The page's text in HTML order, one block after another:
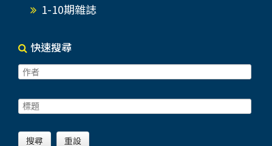
1-10期雜誌
快速搜尋